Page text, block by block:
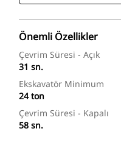
Önemli Özellikler
Çevrim Süresi - Açık
31 sn.
Ekskavatör Minimum
24 ton
Çevrim Süresi - Kapalı
58 sn.